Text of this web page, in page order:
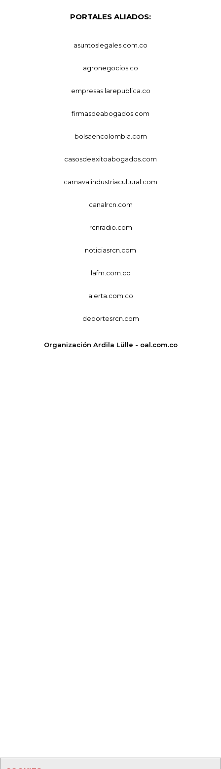
PORTALES ALIADOS:
asuntoslegales.com.co
agronegocios.co
empresas.larepublica.co
firmasdeabogados.com
bolsaencolombia.com
casosdeexitoabogados.com
carnavalindustriacultural.com
canalrcn.com
rcnradio.com
noticiasrcn.com
lafm.com.co
alerta.com.co
deportesrcn.com
Organización Ardila Lülle - oal.com.co